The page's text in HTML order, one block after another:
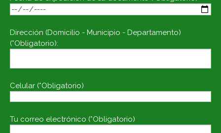
Dirección (Domicilio - Municipio - Departamento)
(*Obligatorio):
Celular (*Obligatorio)
Tu correo electrónico (*Obligatorio)